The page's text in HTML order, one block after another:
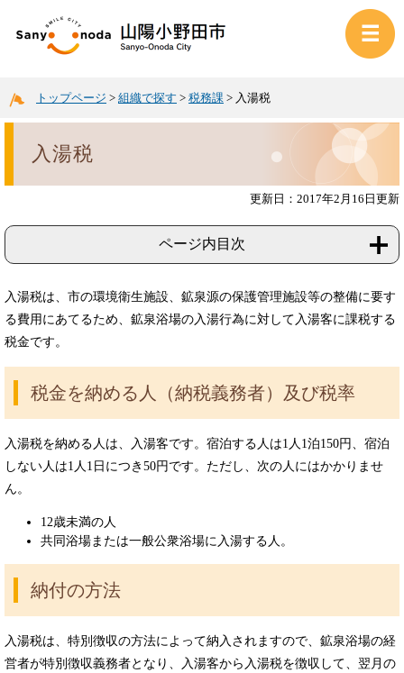
トップページ > 組織で探す > 税務課 > 入湯税
入湯税
更新日：2017年2月16日更新
ページ内目次
入湯税は、市の環境衛生施設、鉱泉源の保護管理施設等の整備に要す
る費用にあてるため、鉱泉浴場の入湯行為に対して入湯客に課税する
税金です。
税金を納める人（納税義務者）及び税率
入湯税を納める人は、入湯客です。宿泊する人は1人1泊150円、宿泊
しない人は1人1日につき50円です。ただし、次の人にはかかりませ
ん。
12歳未満の人
共同浴場または一般公衆浴場に入湯する人。
納付の方法
入湯税は、特別徴収の方法によって納入されますので、鉱泉浴場の経
営者が特別徴収義務者となり、入湯客から入湯税を徴収して、翌月の